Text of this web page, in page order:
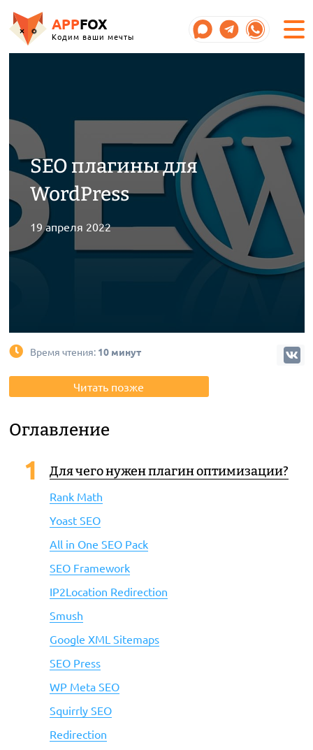
APPFOX
Кодим ваши мечты
SEO плагины для
WordPress
19 апреля 2022
Время чтения: 10 минут
Читать позже
Оглавление
Для чего нужен плагин оптимизации?
Rank Math
Yoast SEO
All in One SEO Pack
SEO Framework
IP2Location Redirection
Smush
Google XML Sitemaps
SEO Press
WP Meta SEO
Squirrly SEO
Redirection